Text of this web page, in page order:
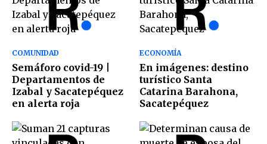
COMUNIDAD
Semáforo covid-19 |
Departamentos de
Izabal y Sacatepéquez
en alerta roja
ECONOMÍA
En imágenes: destino
turístico Santa
Catarina Barahona,
Sacatepéquez